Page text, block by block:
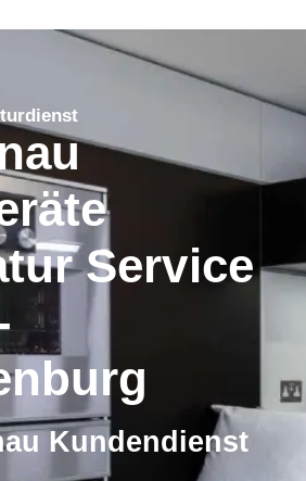
Service
Kundendienst